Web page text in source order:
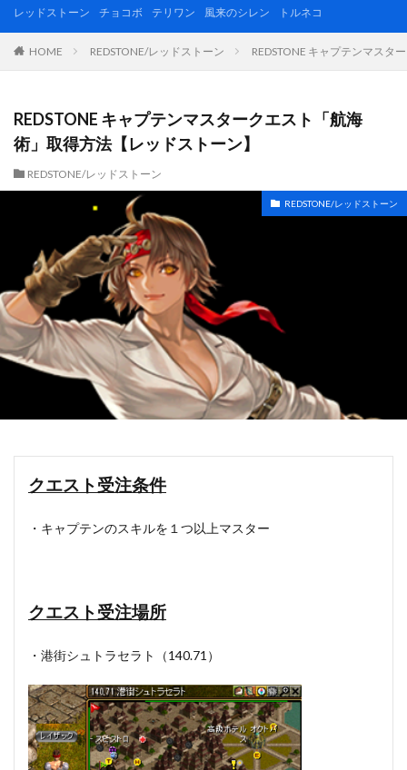
レッドストーン チョコボ テリワン 風来のシレン トルネコ
HOME REDSTONE/レッドストーン REDSTONE キャプテンマスタ
REDSTONE キャプテンマスタークエスト「航海
術」取得方法【レッドストーン】
REDSTONE/レッドストーン
REDSTONE/レッドストーン
クエスト受注条件
・キャプテンのスキルを１つ以上マスター
クエスト受注場所
・港街シュトラセラト（140.71）